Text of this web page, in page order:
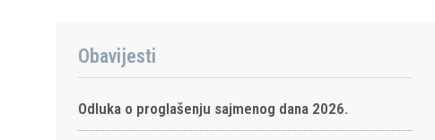
Obavijesti
Odluka o proglašenju sajmenog dana 2026.